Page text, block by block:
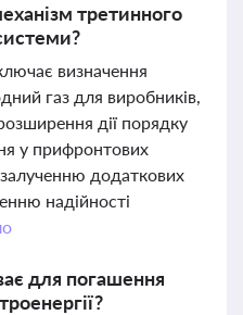
третинного
визначення
газ для виробників,
дії порядку
у прифронтових
додаткових
надійності
для погашення